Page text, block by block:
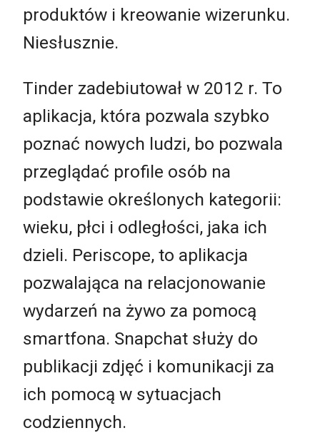
produktów i kreowanie wizerunku.
Niesłusznie.
Tinder zadebiutował w 2012 r. To
aplikacja, która pozwala szybko
poznać nowych ludzi, bo pozwala
przeglądać profile osób na
podstawie określonych kategorii:
wieku, płci i odległości, jaka ich
dzieli. Periscope, to aplikacja
pozwalająca na relacjonowanie
wydarzeń na żywo za pomocą
smartfona. Snapchat służy do
publikacji zdjęć i komunikacji za
ich pomocą w sytuacjach
codziennych.